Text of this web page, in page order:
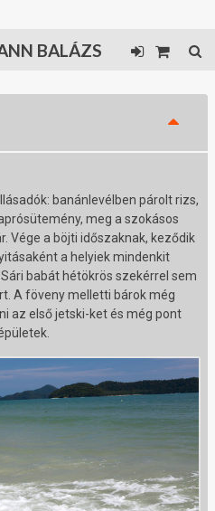
BALÁZS
banánlevélben párolt rizs,
meg a szokásos
Vége a böjti időszaknak, keződik
a helyiek mindenkit
babát hétökrös szekérrel sem
A föveny melletti bárok még
az első jetski-ket és még pont